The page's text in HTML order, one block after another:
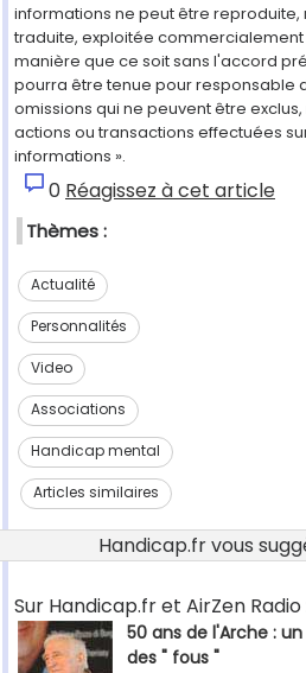
informations ne peut être
traduite, exploitée
manière que ce soit sans l'accord
pourra être tenue pour responsable
omissions qui ne peuvent être
actions ou transactions effectuées
informations ».
0 Réagissez à cet article
Thèmes :
Actualité
Personnalités
Video
Associations
Handicap mental
Articles similaires
Handicap.fr vous
Sur Handicap.fr et AirZen Radio
50 ans de l'Arche :
des " fous "